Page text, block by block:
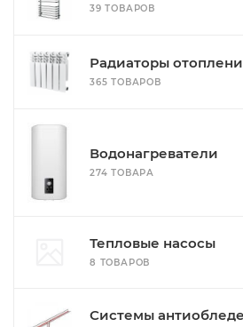
39 ТОВАРОВ
Радиаторы
365 ТОВАРОВ
Водонагреватели
274 ТОВАРА
Тепловые насосы
8 ТОВАРОВ
Системы